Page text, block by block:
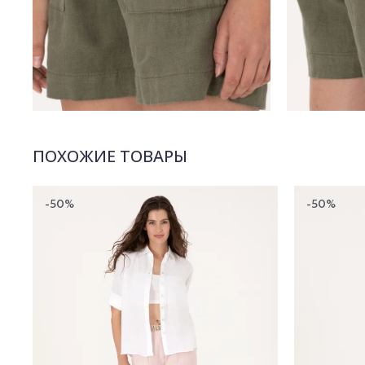
ПОХОЖИЕ ТОВАРЫ
-50% -50%